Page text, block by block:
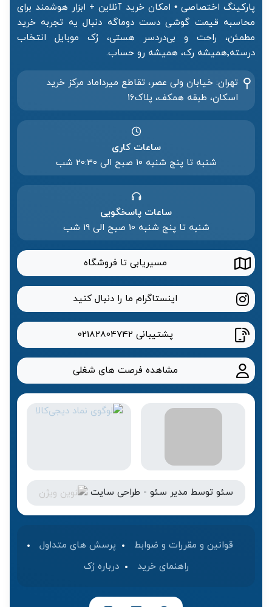
پارکینگ اختصاصی • امکان خرید آنلاین + ابزار هوشمند برای
محاسبه قیمت گوشی دست دوماگه دنبال یه تجربه خرید
مطمئن، راحت و بی‌دردسر هستی، رُک موبایل انتخاب
درسته٬همیشه رک، همیشه رو حساب.
تهران: خیابان ولی عصر، تقاطع میرداماد مرکز خرید‌
اسکان، طبقه همکف، پلاک۱۶
ساعات کاری
شنبه تا پنج شنبه ۱۰ صبح الی 20:۳۰ شب
ساعات پاسخگویی
شنبه تا پنج شنبه 10 صبح الی 19 شب
مسیریابی تا فروشگاه
اینستاگرام ما را دنبال کنید
پشتیبانی 02182804742
مشاهده فرصت های شغلی
سئو توسط مدیر سئو - طراحی سایت
قوانین و مقررات و ضوابط
پرسش های متداول
راهنمای خرید
درباره رُک‌